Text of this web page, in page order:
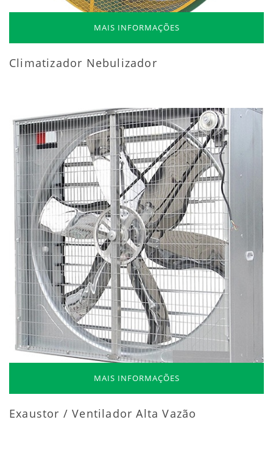
MAIS INFORMAÇÕES
Climatizador Nebulizador
MAIS INFORMAÇÕES
Exaustor / Ventilador Alta Vazão